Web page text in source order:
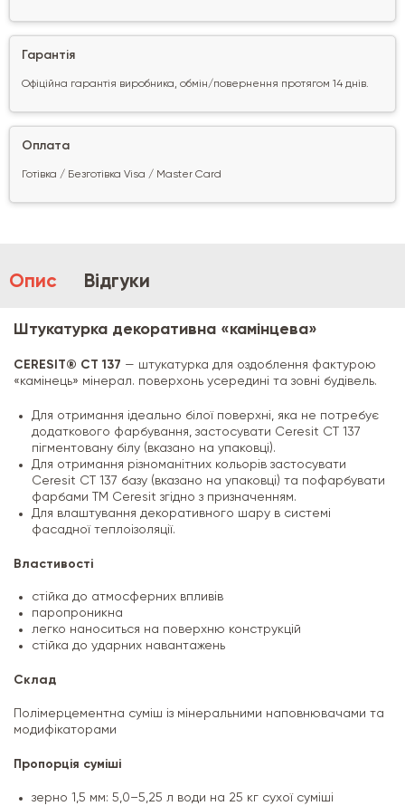
Гарантія
Офіційна гарантія виробника, обмін/повернення протягом 14 днів.
Оплата
Готівка / Безготівка Visa / Master Card
Опис Відгуки
Штукатурка декоративна «камінцева»
CERESIT® CT 137 — штукатурка для оздоблення фактурою
«камінець» мінерал. поверхонь усередині та зовні будівель.
Для отримання ідеально білої поверхні, яка не потребує
додаткового фарбування, застосувати Ceresit CT 137
пігментовану білу (вказано на упаковці).
Для отримання різноманітних кольорів застосувати
Ceresit CT 137 базу (вказано на упаковці) та пофарбувати
фарбами ТМ Ceresit згідно з призначенням.
Для влаштування декоративного шару в системі
фасадної теплоізоляції.
Властивості
стійка до атмосферних впливів
паропроникна
легко наноситься на поверхню конструкцій
стійка до ударних навантажень
Склад
Полімерцементна суміш із мінеральними наповнювачами та
модифікаторами
Пропорція суміші
зерно 1,5 мм: 5,0–5,25 л води на 25 кг сухої суміші